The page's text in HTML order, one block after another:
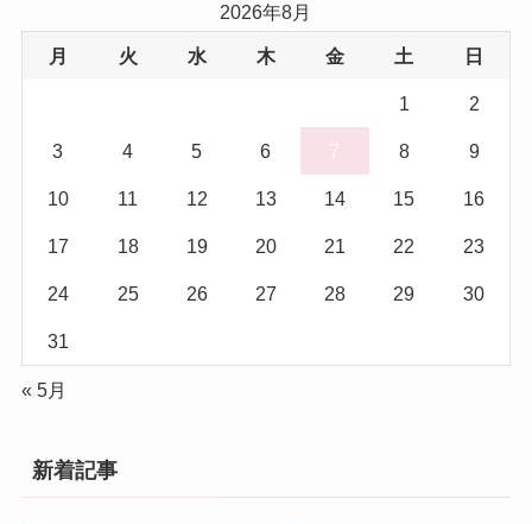
(5)
2026年8月
月 火 水 木 金 土 日
1 2
3 4 5 6 7 8 9
10 11 12 13 14 15 16
17 18 19 20 21 22 23
24 25 26 27 28 29 30
31
« 5月
新着記事